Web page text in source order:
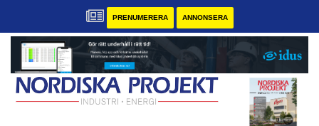
PRENUMERERA ANNONSERA